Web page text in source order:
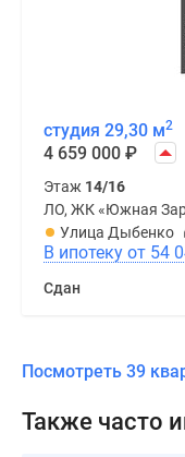
студия 29,30 м2
4 659 000 ₽
Этаж 14/16
ЛО, ЖК «Южная
Улица Дыбенко
В ипотеку
Сдан
Посмотреть 39
Также часто